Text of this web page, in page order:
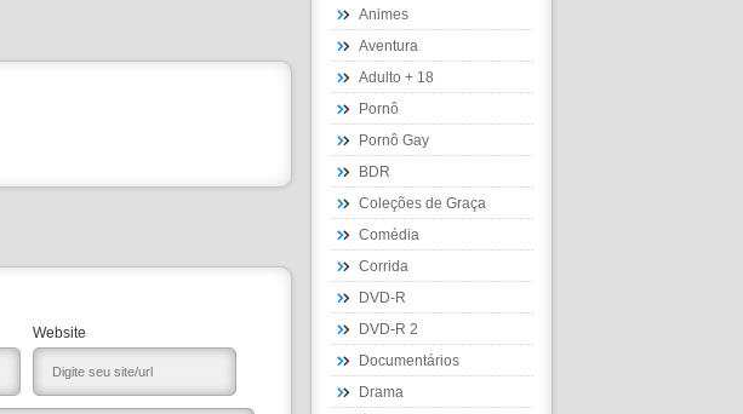
Website
Animes
Aventura
Adulto + 18
Pornô
Pornô Gay
BDR
Coleções de Graça
Comédia
Corrida
DVD-R
DVD-R 2
Documentários
Drama